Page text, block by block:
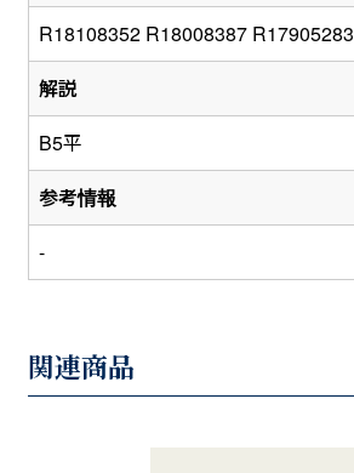
R18108352 R18008387 R17905283
解説
B5平
参考情報
-
関連商品